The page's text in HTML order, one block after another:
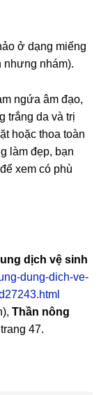
ở dạng miếng
nhưng nhám).
ngứa âm đạo,
trắng da và trị
hoặc thoa toàn
làm đẹp, bạn
xem có phù
dịch vệ sinh
dung-dich-ve-
Thần nông
47.